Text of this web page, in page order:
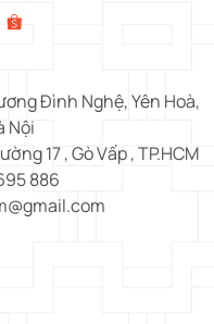
Đình Nghệ, Yên Hoà,
Nội
17 , Gò Vấp , TP.HCM
886